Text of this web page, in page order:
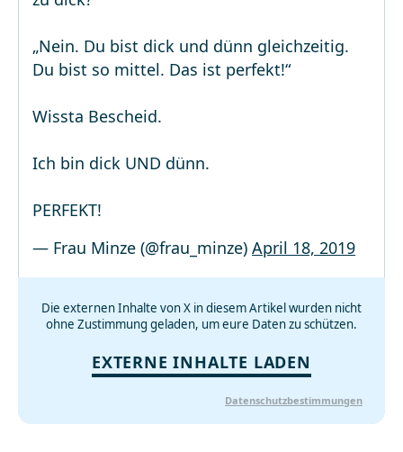
„Nein. Du bist dick und dünn gleichzeitig.
Du bist so mittel. Das ist perfekt!“
Wissta Bescheid.
Ich bin dick UND dünn.
PERFEKT!
— Frau Minze (@frau_minze) April 18, 2019
Die externen Inhalte von X in diesem Artikel wurden nicht
ohne Zustimmung geladen, um eure Daten zu schützen.
EXTERNE INHALTE LADEN
Datenschutzbestimmungen